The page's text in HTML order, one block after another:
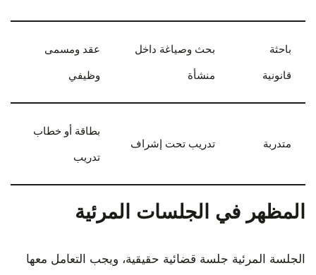
باحثة
قانونية
بحث وصياغة داخل
منشأة
عقد ومسمى
وظيفي
متدربة تدريب تحت إشراف
بطاقة أو خطاب
تدريب
المظهر في الجلسات المرئية
الجلسة المرئية جلسة قضائية حقيقية، ويجب التعامل معها